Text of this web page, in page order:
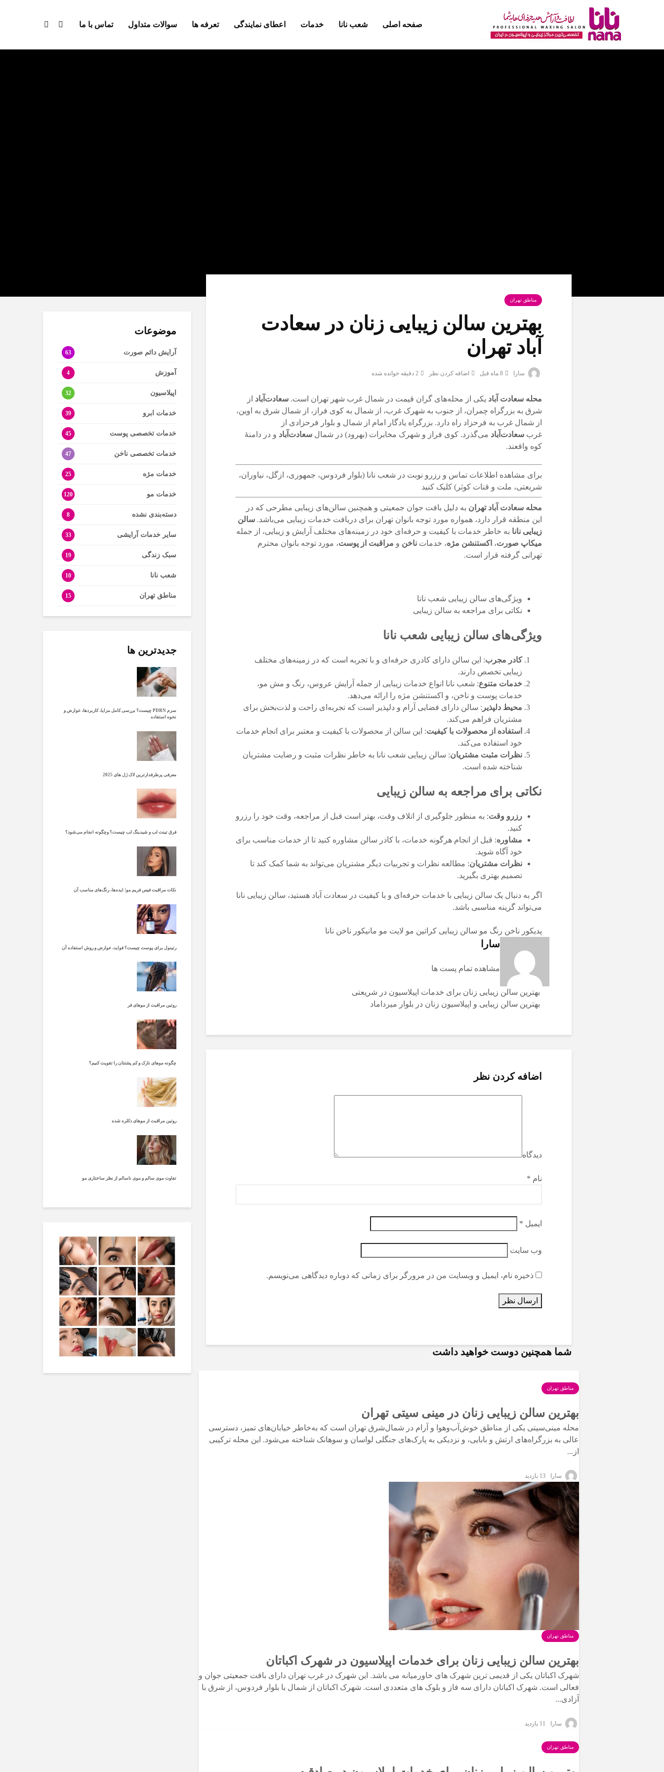
صفحه اصلی شعب نانا خدمات اعطای نمایندگی تعرفه ها سوالات متداول تماس با ما
مناطق تهران
بهترین سالن زیبایی زنان در سعادت
آباد تهران
سارا 8 ماه قبل اضافه کردن نظر 2 دقیقه خوانده شده
محله سعادت آباد یکی از محله‌های گران قیمت در شمال غرب شهر تهران است. سعادت‌آباد از
شرق به بزرگراه چمران، از جنوب به شهرک غرب، از شمال به کوی فراز، از شمال شرق به اوین،
از شمال غرب به فرحزاد راه دارد. بزرگراه یادگار امام از شمال و بلوار فرحزادی از
غرب سعادت‌آباد می‌گذرد. کوی فراز و شهرک مخابرات (بهرود) در شمال سعادت‌آباد و در دامنهٔ
کوه واقعند.
برای مشاهده اطلاعات تماس و رزرو نوبت در شعب نانا (بلوار فردوس، جمهوری، ازگل، نیاوران،
شریعتی، ملت و قنات کوثر) کلیک کنید
محله سعادت آباد تهران به دلیل بافت جوان جمعیتی و همچنین سالن‌های زیبایی مطرحی که در
این منطقه قرار دارد، همواره مورد توجه بانوان تهران برای دریافت خدمات زیبایی می‌باشد. سالن
زیبایی نانا به خاطر خدمات با کیفیت و حرفه‌ای خود در زمینه‌های مختلف آرایش و زیبایی، از جمله
میکاپ صورت، اکستنشن مژه، خدمات ناخن و مراقبت از پوست، مورد توجه بانوان محترم
تهرانی گرفته قرار است.
ویژگی‌های سالن زیبایی شعب نانا
نکاتی برای مراجعه به سالن زیبایی
ویژگی‌های سالن زیبایی شعب نانا
کادر مجرب: این سالن دارای کادری حرفه‌ای و با تجربه است که در زمینه‌های مختلف
زیبایی تخصص دارند.
خدمات متنوع: شعب نانا انواع خدمات زیبایی از جمله آرایش عروس، رنگ و مش مو،
خدمات پوست و ناخن، و اکستنشن مژه را ارائه می‌دهد.
محیط دلپذیر : سالن دارای فضایی آرام و دلپذیر است که تجربه‌ای راحت و لذت‌بخش برای
مشتریان فراهم می‌کند.
استفاده از محصولات با کیفیت: این سالن از محصولات با کیفیت و معتبر برای انجام خدمات
خود استفاده می‌کند.
نظرات مثبت مشتریان: سالن زیبایی شعب نانا به خاطر نظرات مثبت و رضایت مشتریان
شناخته شده است.
نکاتی برای مراجعه به سالن زیبایی
رزرو وقت: به منظور جلوگیری از اتلاف وقت، بهتر است قبل از مراجعه، وقت خود را رزرو
کنید.
مشاوره: قبل از انجام هرگونه خدمات، با کادر سالن مشاوره کنید تا از خدمات مناسب برای
خود آگاه شوید.
نظرات مشتریان: مطالعه نظرات و تجربیات دیگر مشتریان می‌تواند به شما کمک کند تا
تصمیم بهتری بگیرید.
اگر به دنبال یک سالن زیبایی با خدمات حرفه‌ای و با کیفیت در سعادت آباد هستید، سالن زیبایی نانا
می‌تواند گزینه مناسبی باشد.
پدیکور ناخن رنگ مو سالن زیبایی کراتین مو لایت مو مانیکور ناخن نانا
سارا
مشاهده تمام پست ها
بهترین سالن زیبایی زنان برای خدمات اپیلاسیون در شریعتی
بهترین سالن زیبایی و اپیلاسیون زنان در بلوار میرداماد
اضافه کردن نظر
دیدگاه
نام *
ایمیل *
وب‌ سایت
ذخیره نام، ایمیل و وبسایت من در مرورگر برای زمانی که دوباره دیدگاهی می‌نویسم.
شما همچنین دوست خواهید داشت
مناطق تهران
بهترین سالن زیبایی زنان در مینی سیتی تهران
محله مینی‌سیتی یکی از مناطق خوش‌آب‌وهوا و آرام در شمال‌شرق تهران است که به‌خاطر خیابان‌های تمیز، دسترسی
عالی به بزرگراه‌های ارتش و بابایی، و نزدیکی به پارک‌های جنگلی لواسان و سوهانک شناخته می‌شود. این محله ترکیبی
از...
سارا 13 بازدید
مناطق تهران
بهترین سالن زیبایی زنان برای خدمات اپیلاسیون در شهرک اکباتان
شهرک اکباتان یکی از قدیمی ترین شهرک های خاورمیانه می باشد. این شهرک در غرب تهران دارای بافت جمعیتی جوان و
فعالی است. شهرک اکباتان دارای سه فاز و بلوک های متعددی است. شهرک اکباتان از شمال با بلوار فردوس، از شرق با
آزادی...
سارا 11 بازدید
مناطق تهران
موضوعات
آرایش دائم صورت 63
آموزش 4
اپیلاسیون 32
خدمات ابرو 39
خدمات تخصصی پوست 45
خدمات تخصصی ناخن 47
خدمات مژه 25
خدمات مو 120
دسته‌بندی نشده 8
سایر خدمات آرایشی 33
سبک زندگی 19
شعب نانا 10
مناطق تهران 15
جدیدترین ها
سرم PDRN چیست؟ بررسی کامل مزایا، کاربردها، عوارض و
نحوه استفاده
معرفی پرطرفدارترین لاک ژل های 2025
فرق تینت لب و شیدینگ لب چیست؟ وچگونه انجام می‌شود؟
نکات مراقبت فیس فریم مو؛ ایده‌ها، رنگ‌های مناسب آن
رتینول برای پوست چیست؟ فواید، عوارض و روش استفاده آن
روتین مراقبت از موهای فر
چگونه موهای نازک و کم پشتتان را تقویت کنیم؟
روتین مراقبت از موهای دکلره شده
تفاوت موی سالم و موی ناسالم از نظر ساختاری مو